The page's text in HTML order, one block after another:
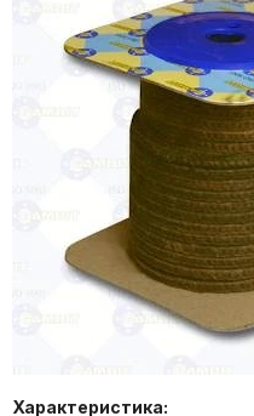
Характеристика: